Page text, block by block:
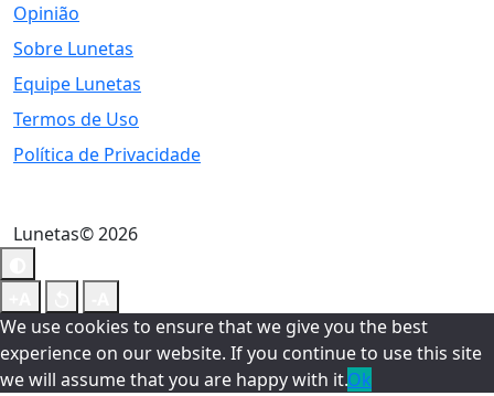
Opinião
Sobre Lunetas
Equipe Lunetas
Termos de Uso
Política de Privacidade
Lunetas© 2026
We use cookies to ensure that we give you the best
experience on our website. If you continue to use this site
we will assume that you are happy with it.Ok